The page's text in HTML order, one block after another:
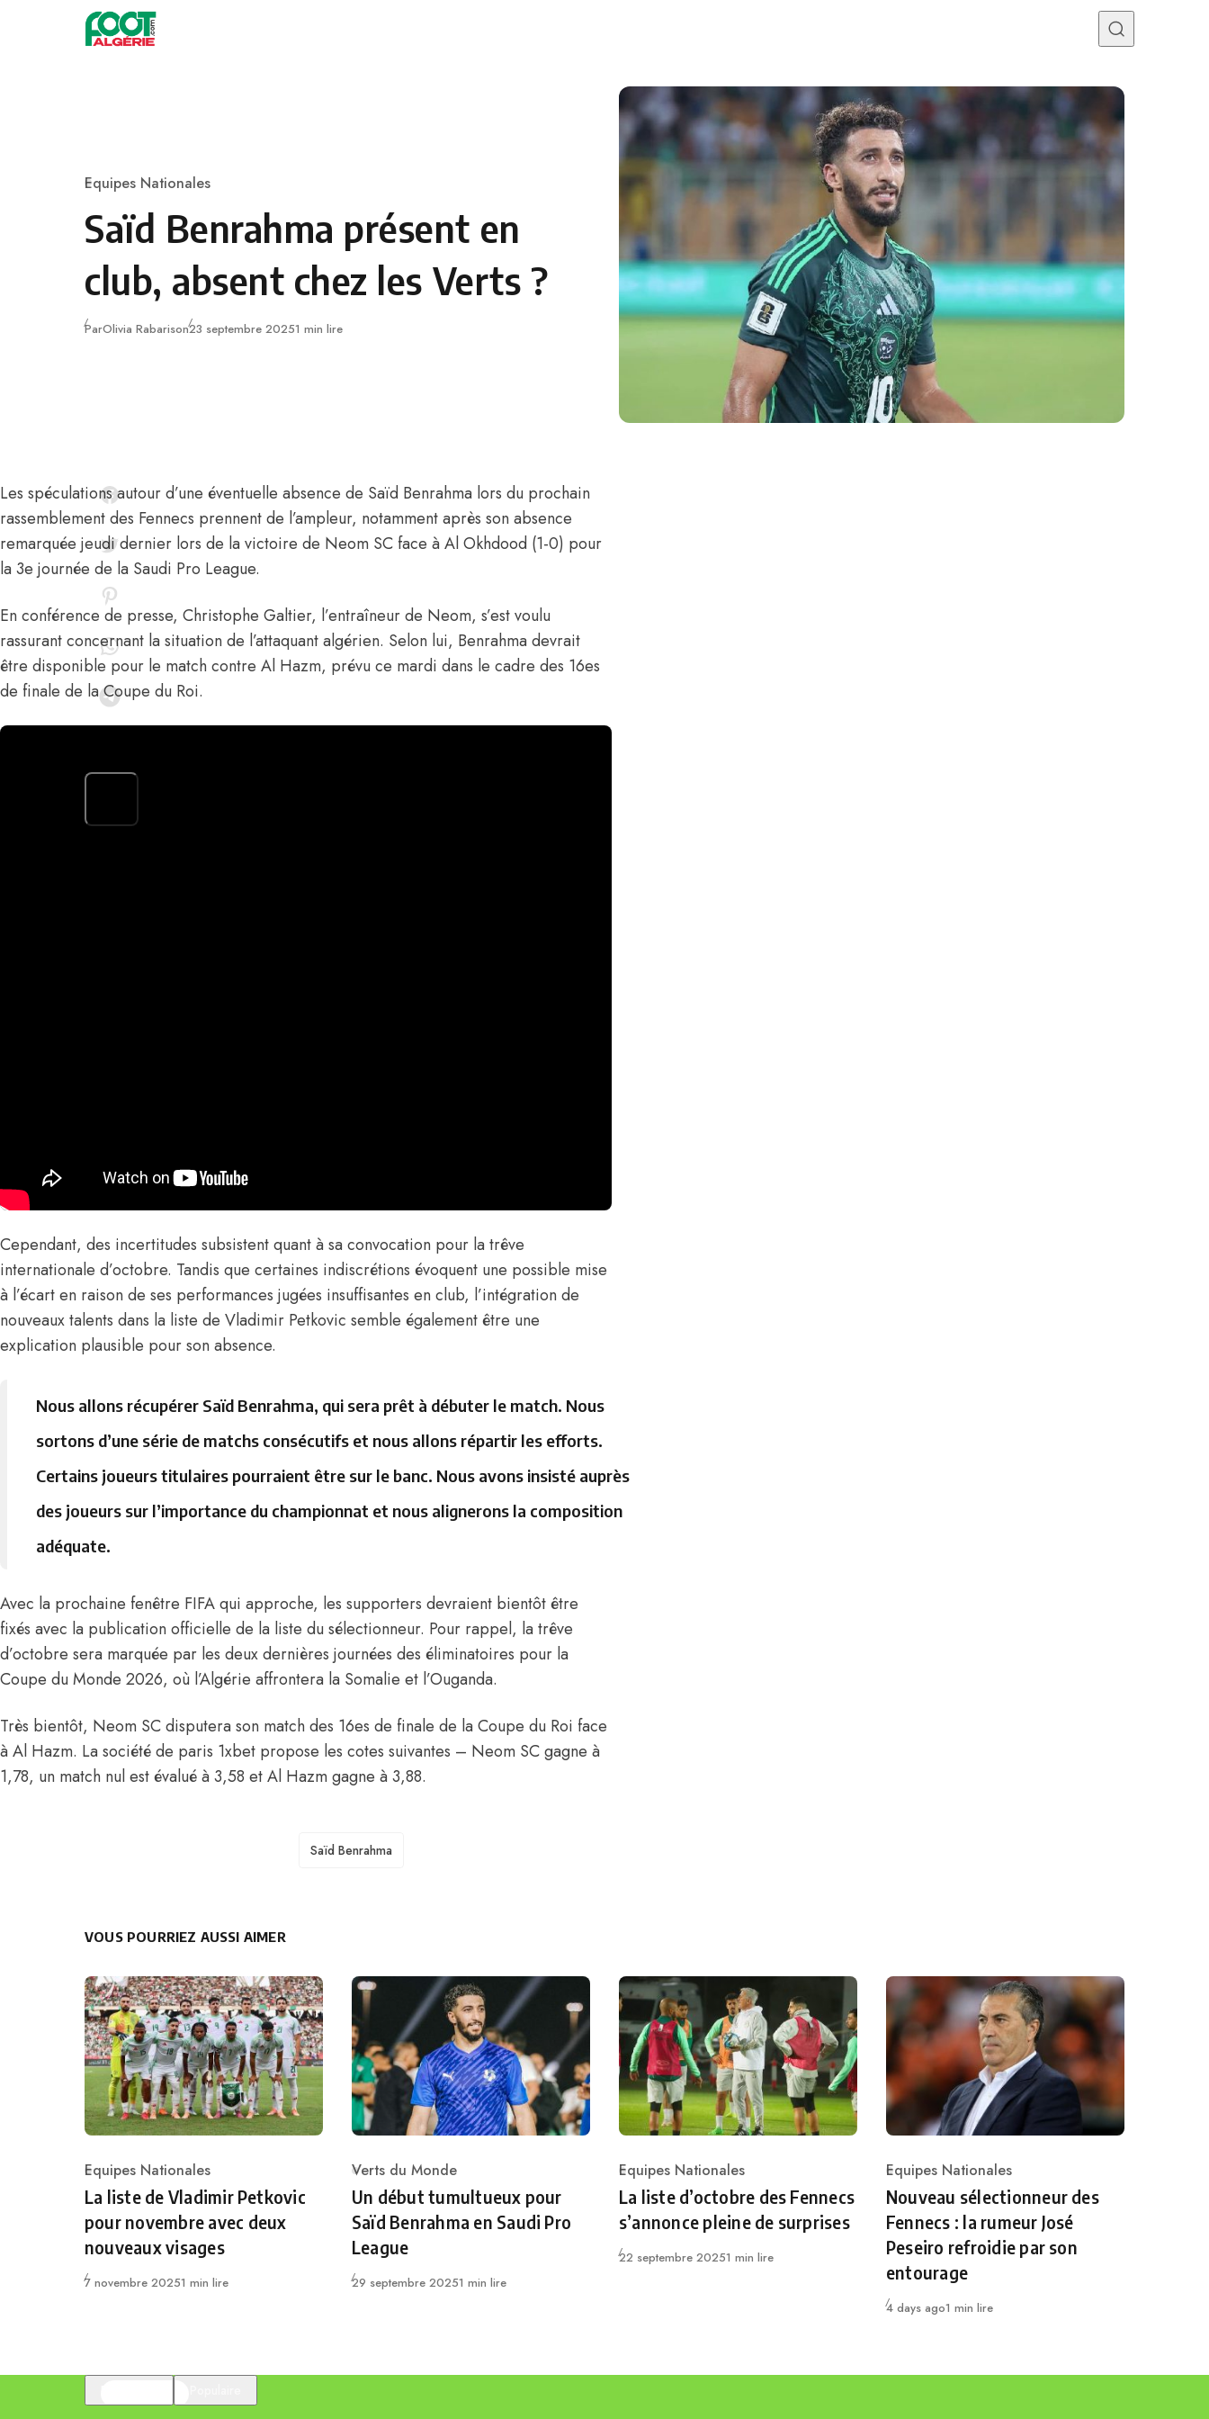
Skip to content
Category
Equipes Nationales
Saïd Benrahma présent en
club, absent chez les Verts ?
ParOlivia RabarisonPublié
23 septembre 20251 min lire
Les spéculations autour d’une éventuelle absence de Saïd Benrahma lors du prochain
rassemblement des Fennecs prennent de l’ampleur, notamment après son absence
remarquée jeudi dernier lors de la victoire de Neom SC face à Al Okhdood (1-0) pour
la 3e journée de la Saudi Pro League.
En conférence de presse, Christophe Galtier, l’entraîneur de Neom, s’est voulu
rassurant concernant la situation de l’attaquant algérien. Selon lui, Benrahma devrait
être disponible pour le match contre Al Hazm, prévu ce mardi dans le cadre des 16es
de finale de la Coupe du Roi.
Cependant, des incertitudes subsistent quant à sa convocation pour la trêve
internationale d’octobre. Tandis que certaines indiscrétions évoquent une possible mise
à l’écart en raison de ses performances jugées insuffisantes en club, l’intégration de
nouveaux talents dans la liste de Vladimir Petkovic semble également être une
explication plausible pour son absence.
Nous allons récupérer Saïd Benrahma, qui sera prêt à débuter le match. Nous
sortons d’une série de matchs consécutifs et nous allons répartir les efforts.
Certains joueurs titulaires pourraient être sur le banc. Nous avons insisté auprès
des joueurs sur l’importance du championnat et nous alignerons la composition
adéquate.
Avec la prochaine fenêtre FIFA qui approche, les supporters devraient bientôt être
fixés avec la publication officielle de la liste du sélectionneur. Pour rappel, la trêve
d’octobre sera marquée par les deux dernières journées des éliminatoires pour la
Coupe du Monde 2026, où l’Algérie affrontera la Somalie et l’Ouganda.
Très bientôt, Neom SC disputera son match des 16es de finale de la Coupe du Roi face
à Al Hazm. La société de paris 1xbet propose les cotes suivantes – Neom SC gagne à
1,78, un match nul est évalué à 3,58 et Al Hazm gagne à 3,88.
TAGS
Saïd Benrahma
VOUS POURRIEZ AUSSI AIMER
Category
Equipes Nationales
La liste de Vladimir Petkovic
pour novembre avec deux
nouveaux visages
Publié
7 novembre 20251 min lire
Category
Verts du Monde
Un début tumultueux pour
Saïd Benrahma en Saudi Pro
League
Publié
29 septembre 20251 min lire
Category
Equipes Nationales
La liste d’octobre des Fennecs
s’annonce pleine de surprises
Publié
22 septembre 20251 min lire
Category
Equipes Nationales
Nouveau sélectionneur des
Fennecs : la rumeur José
Peseiro refroidie par son
entourage
Publié
4 days ago1 min lire